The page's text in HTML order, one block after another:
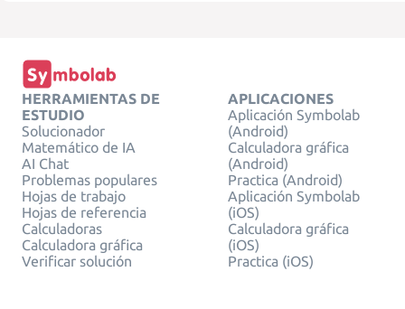
HERRAMIENTAS DE
ESTUDIO
Solucionador
Matemático de IA
AI Chat
Problemas populares
Hojas de trabajo
Hojas de referencia
Calculadoras
Calculadora gráfica
Verificar solución
APLICACIONES
Aplicación Symbolab
(Android)
Calculadora gráfica
(Android)
Practica (Android)
Aplicación Symbolab
(iOS)
Calculadora gráfica
(iOS)
Practica (iOS)